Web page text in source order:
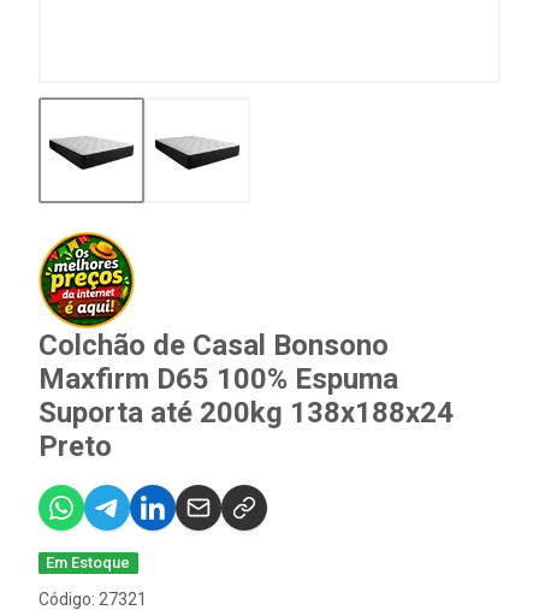
Colchão de Casal Bonsono
Maxfirm D65 100% Espuma
Suporta até 200kg 138x188x24
Preto
Em Estoque
Código: 27321